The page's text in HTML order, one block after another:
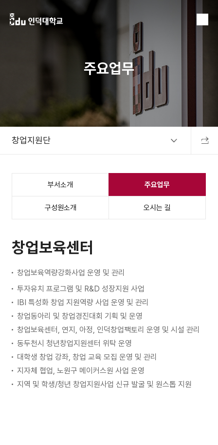
주요업무
창업지원단 공유하
부서소개 주요업무
구성원소개 오시는 길
창업보육센터
창업보육역량강화사업 운영 및 관리
투자유치 프로그램 및 R&D 성장지원 사업
IBI 특성화 창업 지원역량 사업 운영 및 관리
창업동아리 및 창업경진대회 기획 및 운영
창업보육센터, 연지, 아정, 인덕창업팩토리 운영 및 시설 관리
동두천시 청년창업지원센터 위탁 운영
대학생 창업 강좌, 창업 교육 모집 운영 및 관리
지자체 협업, 노원구 메이커스원 사업 운영
지역 및 학생/청년 창업지원사업 신규 발굴 및 원스톱 지원